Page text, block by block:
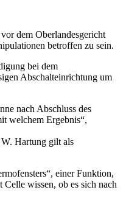
dem Oberlandesgericht
betroffen zu sein.
bei dem
Abschalteinrichtung um
nach Abschluss des
welchem Ergebnis“,
Hartung gilt als
einer Funktion,
wissen, ob es sich nach